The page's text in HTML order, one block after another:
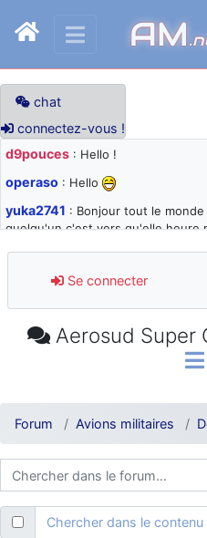
AM
chat
connectez-vous !
d9pouces : Hello !
operaso : Hello
yuka2741 : Bonjour tout le
quelqu'un c'est vers qu'elle heure
d9pouces: désolé pour les
jours : je teste des méthodes
paxwax : Super, la nouvelle
d9pouces : ouakamois > si tu
moi et quelques avions n'ont pas
ouakamois
quelques images du Pays Basque
Se connecter
Aerosud Super
Forum Avions militaires
Chercher dans le